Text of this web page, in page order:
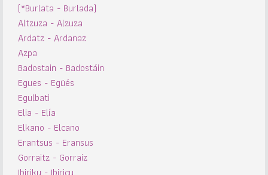
(*Burlata - Burlada)
Altzuza - Alzuza
Ardatz - Ardanaz
Azpa
Badostain - Badostáin
Egues - Egüés
Egulbati
Elia - Elía
Elkano - Elcano
Erantsus - Eransus
Gorraitz - Gorraiz